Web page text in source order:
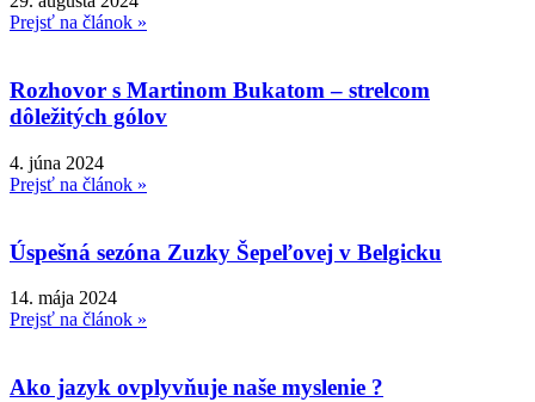
Prejsť na článok »
Rozhovor s Martinom Bukatom – strelcom
dôležitých gólov
4. júna 2024
Prejsť na článok »
Úspešná sezóna Zuzky Šepeľovej v Belgicku
14. mája 2024
Prejsť na článok »
Ako jazyk ovplyvňuje naše myslenie ?